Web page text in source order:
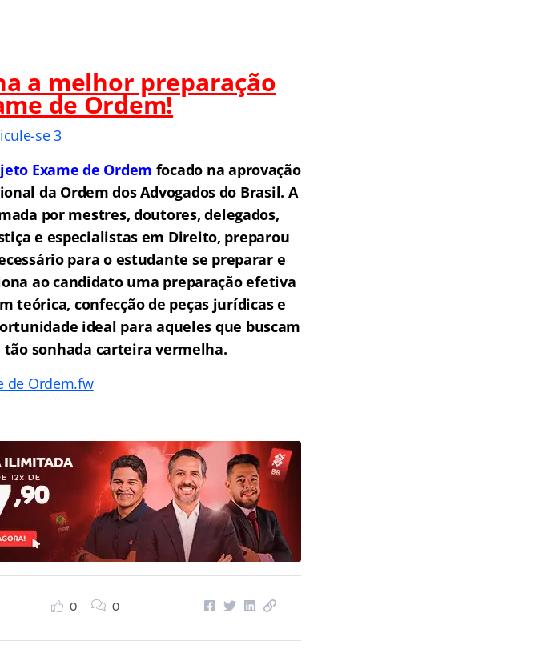
a melhor preparação
de Ordem!
Exame de Ordem focado na aprovação
da Ordem dos Advogados do Brasil. A
por mestres, doutores, delegados,
e especialistas em Direito, preparou
para o estudante se preparar e
ao candidato uma preparação efetiva
teórica, confecção de peças jurídicas e
ideal para aqueles que buscam
sonhada carteira vermelha.
0 0